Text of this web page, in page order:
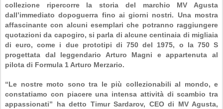
collezione ripercorre la storia del marchio MV Agusta
dall’immediato dopoguerra fino ai giorni nostri. Una mostra
affascinante con alcuni esemplari che potranno raggiungere
quotazioni da capogiro, si parla di alcune centinaia di migliaia
di euro, come i due prototipi di 750 del 1975, o la 750 S
progettata dal leggendario Arturo Magni e appartenuta al
pilota di Formula 1 Arturo Merzario.
“Le nostre moto sono tra le più collezionabili al mondo, e
constatiamo con piacere una intensa attività di scambio tra
appassionati” ha detto Timur Sardarov, CEO di MV Agusta,